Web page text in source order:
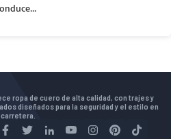
ropa de cuero de alta calidad, con trajes y
diseñados para la seguridad y el estilo en